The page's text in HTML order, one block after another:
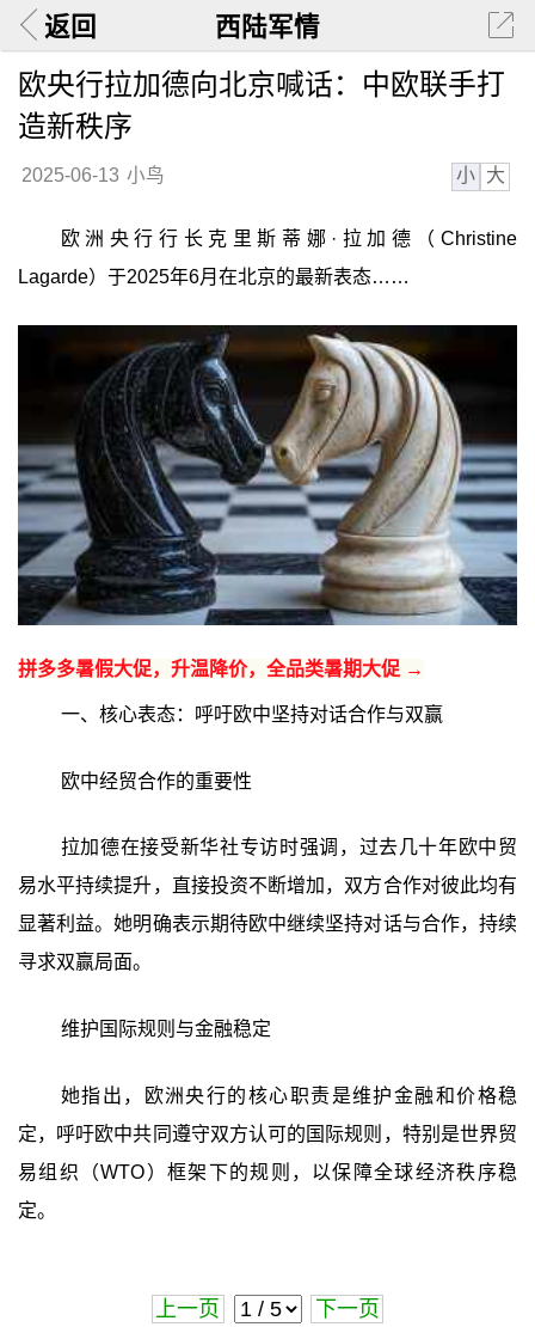
返回 西陆军情
欧央行拉加德向北京喊话：中欧联手打
造新秩序
2025-06-13 小鸟 小 大
欧洲央行行长克里斯蒂娜·拉加德（Christine
Lagarde）于2025年6月在北京的最新表态……
拼多多暑假大促，升温降价，全品类暑期大促 →
一、核心表态：呼吁欧中坚持对话合作与双赢
欧中经贸合作的重要性
拉加德在接受新华社专访时强调，过去几十年欧中贸
易水平持续提升，直接投资不断增加，双方合作对彼此均有
显著利益。她明确表示期待欧中继续坚持对话与合作，持续
寻求双赢局面。
维护国际规则与金融稳定
她指出，欧洲央行的核心职责是维护金融和价格稳
定，呼吁欧中共同遵守双方认可的国际规则，特别是世界贸
易组织（WTO）框架下的规则，以保障全球经济秩序稳
定。
上一页 下一页